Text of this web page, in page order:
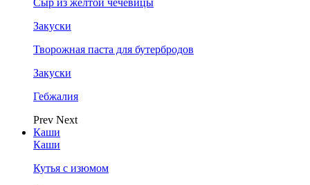
Сыр из желтой чечевицы
Закуски
Творожная паста для бутербродов
Закуски
Гебжалия
Prev Next
Каши
Каши
Кутья с изюмом